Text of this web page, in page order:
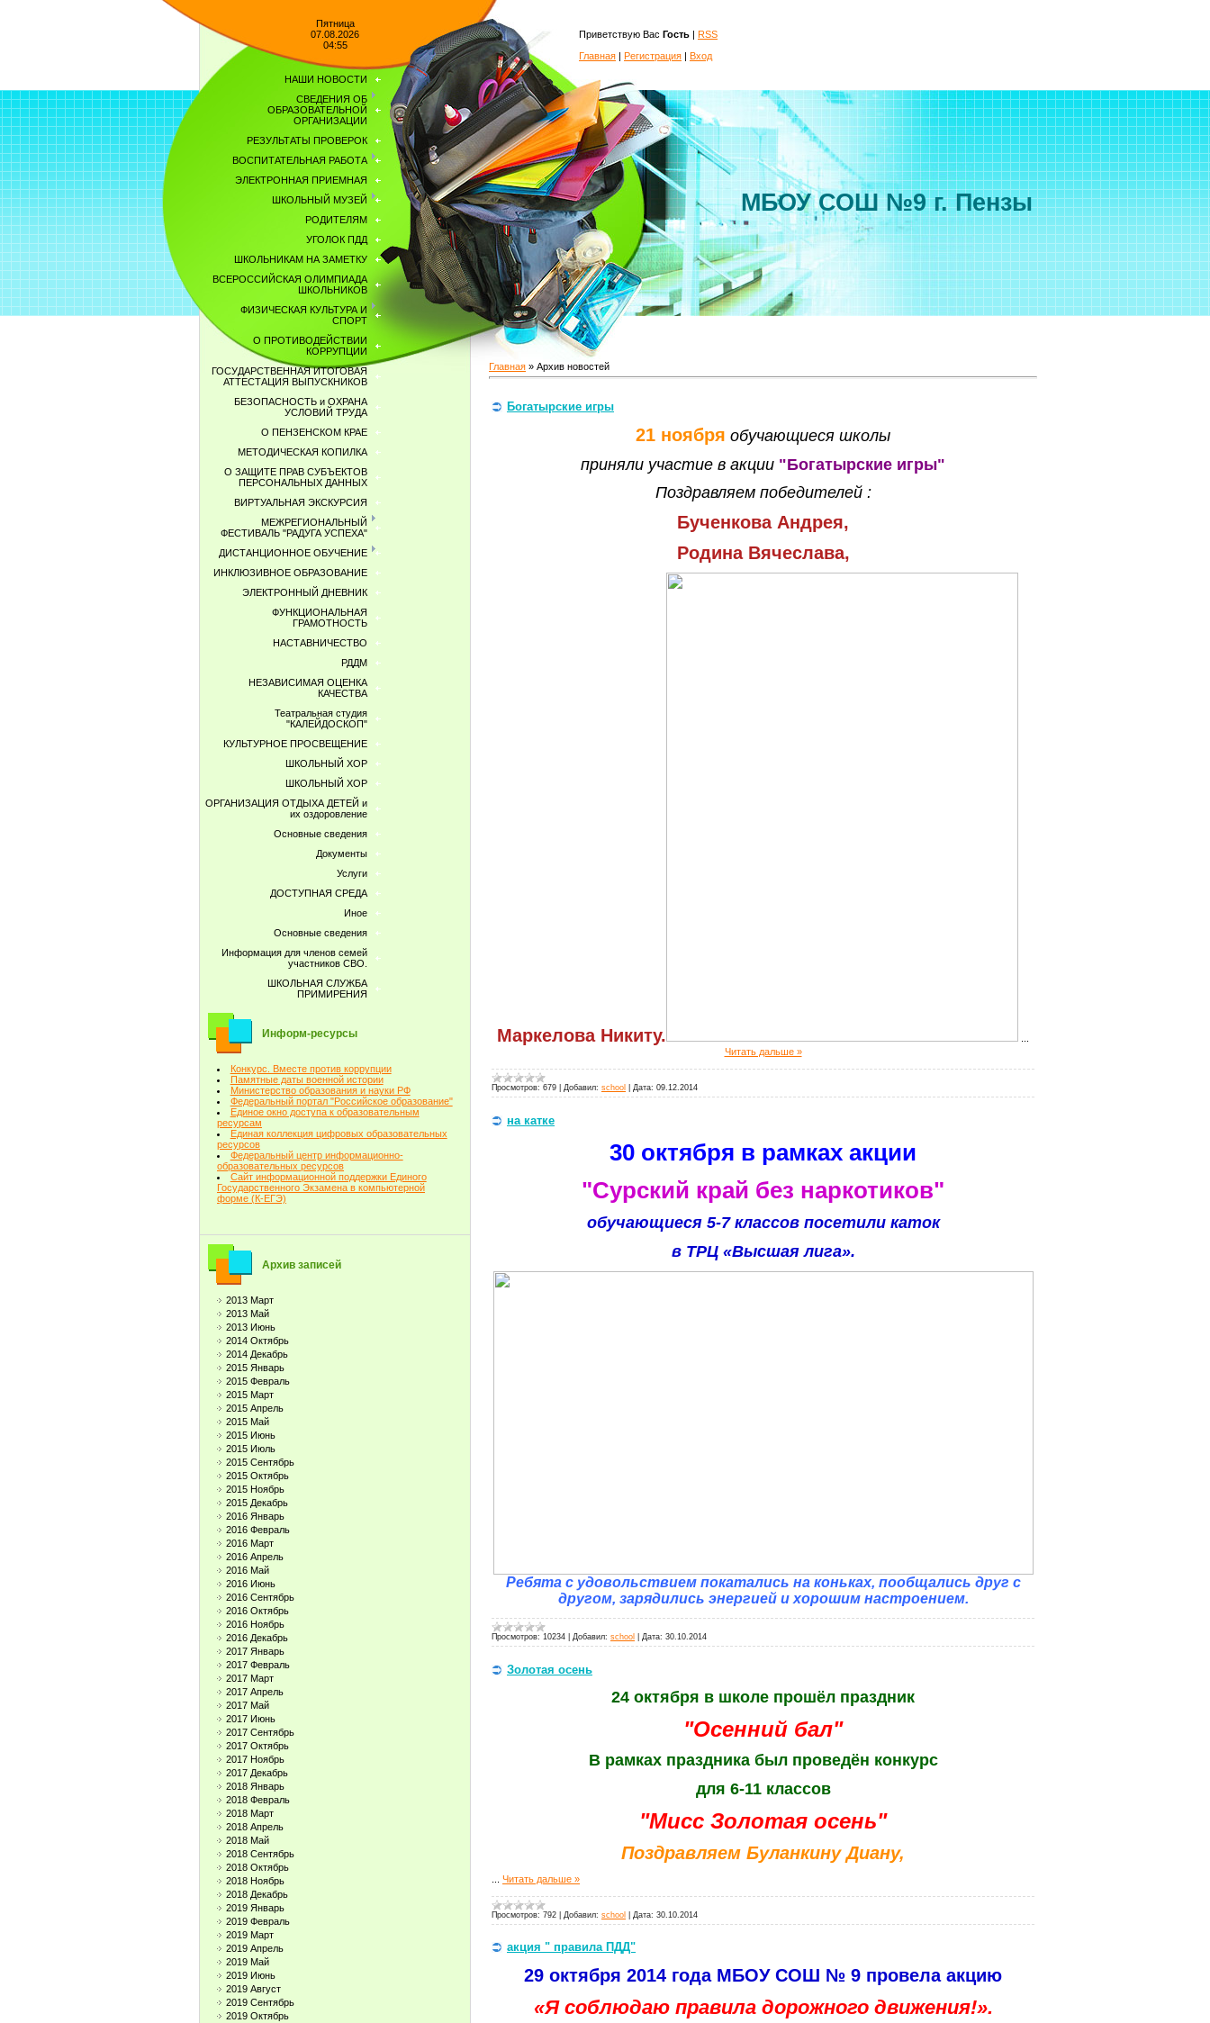
Пятница
07.08.2026
04:55
НАШИ НОВОСТИ
СВЕДЕНИЯ ОБ
ОБРАЗОВАТЕЛЬНОЙ
ОРГАНИЗАЦИИ
РЕЗУЛЬТАТЫ ПРОВЕРОК
ВОСПИТАТЕЛЬНАЯ РАБОТА
ЭЛЕКТРОННАЯ ПРИЕМНАЯ
ШКОЛЬНЫЙ МУЗЕЙ
РОДИТЕЛЯМ
УГОЛОК ПДД
ШКОЛЬНИКАМ НА ЗАМЕТКУ
ВСЕРОССИЙСКАЯ ОЛИМПИАДА
ШКОЛЬНИКОВ
ФИЗИЧЕСКАЯ КУЛЬТУРА И
СПОРТ
О ПРОТИВОДЕЙСТВИИ
КОРРУПЦИИ
ГОСУДАРСТВЕННАЯ ИТОГОВАЯ
АТТЕСТАЦИЯ ВЫПУСКНИКОВ
БЕЗОПАСНОСТЬ и ОХРАНА
УСЛОВИЙ ТРУДА
О ПЕНЗЕНСКОМ КРАЕ
МЕТОДИЧЕСКАЯ КОПИЛКА
О ЗАЩИТЕ ПРАВ СУБЪЕКТОВ
ПЕРСОНАЛЬНЫХ ДАННЫХ
ВИРТУАЛЬНАЯ ЭКСКУРСИЯ
МЕЖРЕГИОНАЛЬНЫЙ
ФЕСТИВАЛЬ "РАДУГА УСПЕХА"
ДИСТАНЦИОННОЕ ОБУЧЕНИЕ
ИНКЛЮЗИВНОЕ ОБРАЗОВАНИЕ
ЭЛЕКТРОННЫЙ ДНЕВНИК
ФУНКЦИОНАЛЬНАЯ
ГРАМОТНОСТЬ
НАСТАВНИЧЕСТВО
РДДМ
НЕЗАВИСИМАЯ ОЦЕНКА
КАЧЕСТВА
Театральная студия
"КАЛЕЙДОСКОП"
КУЛЬТУРНОЕ ПРОСВЕЩЕНИЕ
ШКОЛЬНЫЙ ХОР
ШКОЛЬНЫЙ ХОР
ОРГАНИЗАЦИЯ ОТДЫХА ДЕТЕЙ и
их оздоровление
Основные сведения
Документы
Услуги
ДОСТУПНАЯ СРЕДА
Иное
Основные сведения
Информация для членов семей
участников СВО.
ШКОЛЬНАЯ СЛУЖБА
ПРИМИРЕНИЯ
Информ-ресурсы
Конкурс. Вместе против коррупции
Памятные даты военной истории
Министерство образования и науки РФ
Федеральный портал "Российское образование"
Единое окно доступа к образовательным
ресурсам
Единая коллекция цифровых образовательных
ресурсов
Федеральный центр информационно-
образовательных ресурсов
Сайт информационной поддержки Единого
Государственного Экзамена в компьютерной
форме (К-ЕГЭ)
Архив записей
2013 Март
2013 Май
2013 Июнь
2014 Октябрь
2014 Декабрь
2015 Январь
2015 Февраль
2015 Март
2015 Апрель
2015 Май
2015 Июнь
2015 Июль
2015 Сентябрь
2015 Октябрь
2015 Ноябрь
2015 Декабрь
2016 Январь
2016 Февраль
2016 Март
2016 Апрель
2016 Май
2016 Июнь
2016 Сентябрь
2016 Октябрь
2016 Ноябрь
2016 Декабрь
2017 Январь
2017 Февраль
2017 Март
2017 Апрель
2017 Май
2017 Июнь
2017 Сентябрь
2017 Октябрь
2017 Ноябрь
2017 Декабрь
2018 Январь
2018 Февраль
2018 Март
2018 Апрель
2018 Май
2018 Сентябрь
2018 Октябрь
2018 Ноябрь
2018 Декабрь
2019 Январь
2019 Февраль
2019 Март
2019 Апрель
2019 Май
2019 Июнь
2019 Август
2019 Сентябрь
2019 Октябрь
Приветствую Вас Гость | RSS
Главная | Регистрация | Вход
МБОУ СОШ №9 г. Пензы
Главная » Архив новостей
Богатырские игры
21 ноября обучающиеся школы
приняли участие в акции "Богатырские игры"
Поздравляем победителей :
Бученкова Андрея,
Родина Вячеслава,
Маркелова Никиту.
Читать дальше »
Просмотров: 679 Добавил: school Дата: 09.12.2014
на катке
30 октября в рамках акции
"Сурский край без наркотиков"
обучающиеся 5-7 классов посетили каток
в ТРЦ «Высшая лига».
Ребята с удовольствием покатались на коньках, пообщались друг с
другом, зарядились энергией и хорошим настроением.
Просмотров: 10234 Добавил: school Дата: 30.10.2014
Золотая осень
24 октября в школе прошёл праздник
"Осенний бал"
В рамках праздника был проведён конкурс
для 6-11 классов
"Мисс Золотая осень"
Поздравляем Буланкину Диану,
Читать дальше »
Просмотров: 792 Добавил: school Дата: 30.10.2014
акция " правила ПДД"
29 октября 2014 года МБОУ СОШ № 9 провела акцию
«Я соблюдаю правила дорожного движения!».